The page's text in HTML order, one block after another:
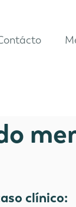
clínico: